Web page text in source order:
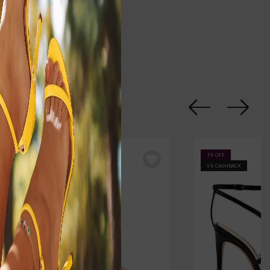
8% OFF
5% CASHBACK
9% OFF
5% CASHBACK